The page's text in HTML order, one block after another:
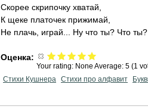
Скорее скрипочку хватай,
К щеке платочек прижимай,
Не плачь, играй... Ну что ты? Что ты?
Оценка:
Your rating: None Average: 5 (1
Стихи Кушнера Стихи про алфавит